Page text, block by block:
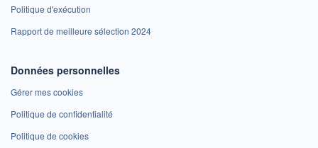
Politique d'exécution
Rapport de meilleure sélection 2024
Données personnelles
Gérer mes cookies
Politique de confidentialité
Politique de cookies